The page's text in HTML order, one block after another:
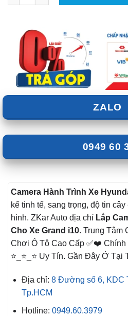
ZALO
0949 60
Camera Hành Trình Xe
kế tinh tế, sang trọng, độ tin
hình. ZKar Auto địa chỉ Lắp
Cho Xe Grand i10. Trung Tâm
Chơi Ô Tô Cao Cấp ✅❤️ Chính
⭐_⭐_⭐ Uy Tín. Gần Đây Ở Tại
Địa chỉ: 8 Đường số 6, KDC
Tp.HCM
Hotline: 0949.60.3979